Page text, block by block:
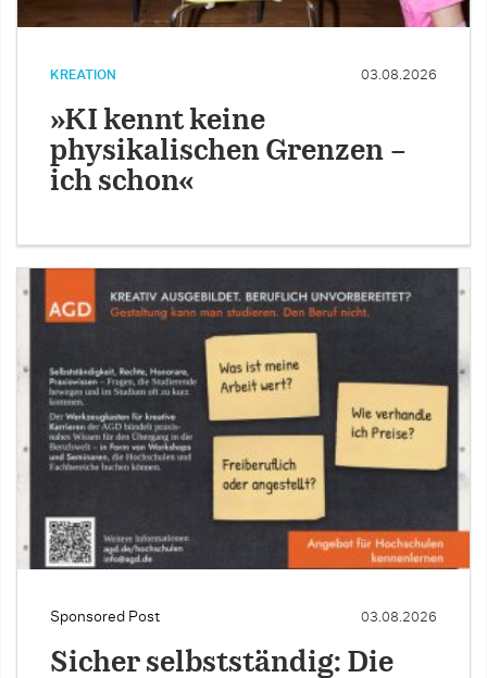
KREATION 03.08.2026
»KI kennt keine
physikalischen Grenzen –
ich schon«
Sponsored Post 03.08.2026
Sicher selbstständig: Die